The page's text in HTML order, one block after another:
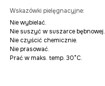
Wskazówki pielęgnacyjne:
Nie wybielać.
Nie suszyć w suszarce bębnowej.
Nie czyścić chemicznie.
Nie prasować.
Prać w maks. temp. 30°C.